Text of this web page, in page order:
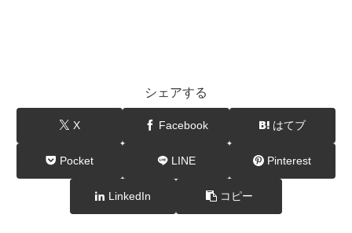
シェアする
X Facebook はてブ
Pocket LINE Pinterest
LinkedIn コピー